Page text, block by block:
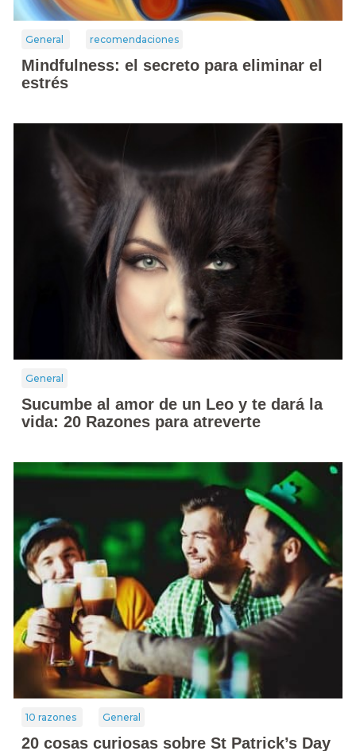
General recomendaciones
Mindfulness: el secreto para eliminar el
estrés
General
Sucumbe al amor de un Leo y te dará la
vida: 20 Razones para atreverte
10 razones General
20 cosas curiosas sobre St Patrick’s Day